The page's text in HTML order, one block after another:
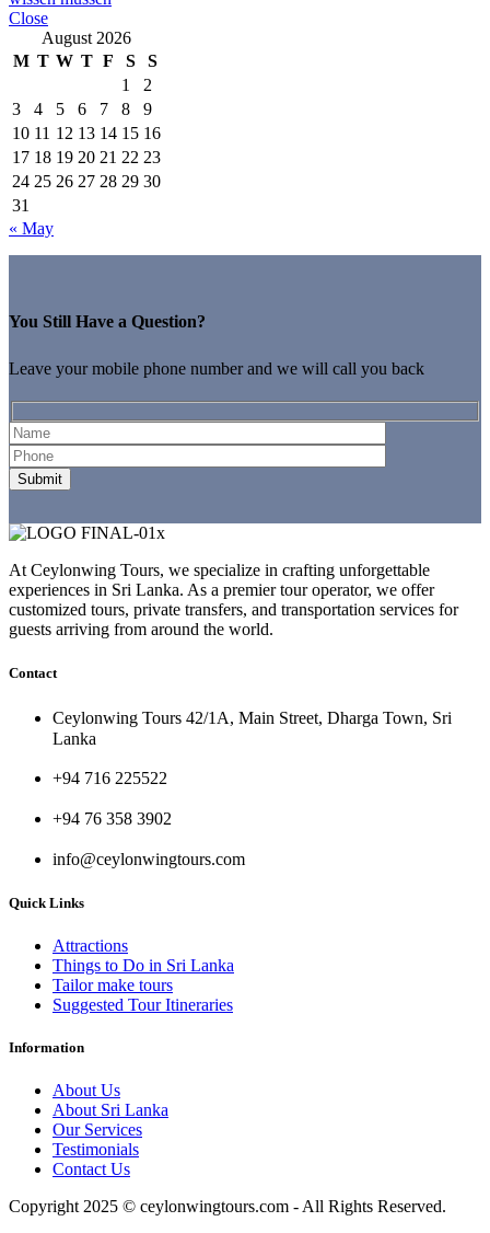
Close
August 2026
M T W T F S
S
1
2
3
4 5 6 7 8
9
10 11 12 13 14 15 16
17 18 19 20 21 22 23
24 25 26 27 28 29 30
31
« May
You Still Have a Question?
Leave your mobile phone number and we will call you back
At Ceylonwing Tours, we specialize in crafting unforgettable
experiences in Sri Lanka. As a premier tour operator, we offer
customized tours, private transfers, and transportation services for
guests arriving from around the world.
Contact
Ceylonwing Tours 42/1A, Main Street, Dharga Town, Sri
Lanka
+94 716 225522
+94 76 358 3902
info@ceylonwingtours.com
Quick Links
Attractions
Things to Do in Sri Lanka
Tailor make tours
Suggested Tour Itineraries
Information
About Us
About Sri Lanka
Our Services
Testimonials
Contact Us
Copyright 2025 © ceylonwingtours.com - All Rights Reserved.